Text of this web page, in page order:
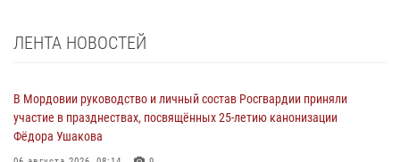
ЛЕНТА НОВОСТЕЙ
В Мордовии руководство и личный состав Росгвардии приняли
участие в празднествах, посвящённых 25-летию канонизации
Фёдора Ушакова